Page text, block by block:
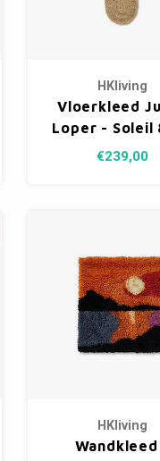
HKliving
Vloerkleed
Loper - Soleil
300 cm
€239,00
HKliving